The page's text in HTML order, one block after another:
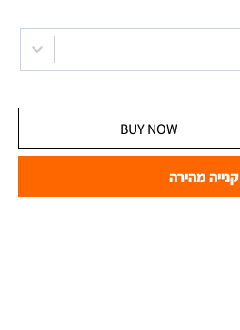
BUY NOW
קנייה מהירה